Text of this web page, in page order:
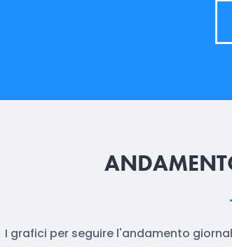
I grafici per seguire l'andamento